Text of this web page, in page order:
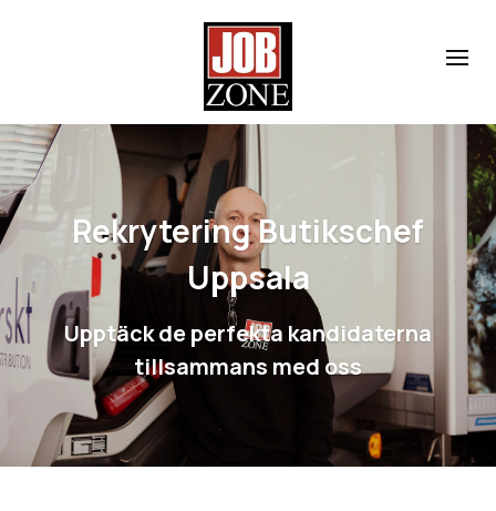
Rekrytering Butikschef
Uppsala
Upptäck de perfekta kandidaterna
tillsammans med oss